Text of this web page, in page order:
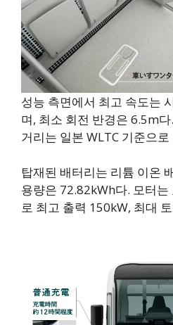
성능 측면에서 최고 속도는
며, 최소 회전 반경은 6.5m
거리는 일본 WLTC 기준으
탑재된 배터리는 리튬 이온
용량은 72.82kWh다. 모터
로 최고 출력 150kW, 최대